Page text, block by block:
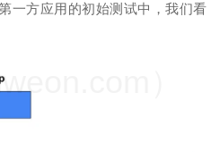
一方应用的初始测试中，我们看
）